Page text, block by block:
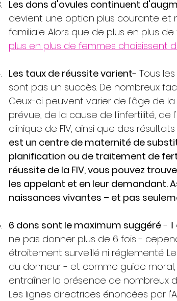
Les dons d'ovules continuent
devient une option plus courante et
familiale. Alors que de plus en plus
plus en plus de femmes choisissent
Les taux de réussite varient- Tous
sont pas un succès. De nombreux
Ceux-ci peuvent varier de l'âge de
prévue, de la cause de l'infertilité,
clinique de FIV, ainsi que des
est un centre de maternité de
planification ou de traitement de
réussite de la FIV, vous pouvez
les appelant et en leur demandant.
naissances vivantes – et pas
6 dons sont le maximum suggéré - Il
ne pas donner plus de 6 fois -
étroitement surveillé ni réglementé.
du donneur - et comme guide
entraîner la présence de nombreux
Les lignes directrices énoncées par